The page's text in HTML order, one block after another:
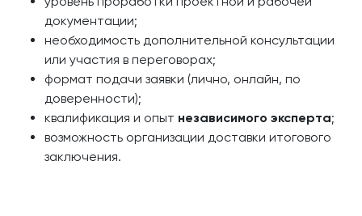
документации;
необходимость дополнительной консультации
или участия в переговорах;
формат подачи заявки (лично, онлайн, по
доверенности);
квалификация и опыт независимого эксперта;
возможность организации доставки итогового
заключения.